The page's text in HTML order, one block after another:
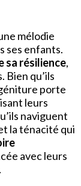
mélodie
ses enfants.
sa résilience,
Bien qu’ils
porte
leurs
naviguent
la ténacité qui
avec leurs